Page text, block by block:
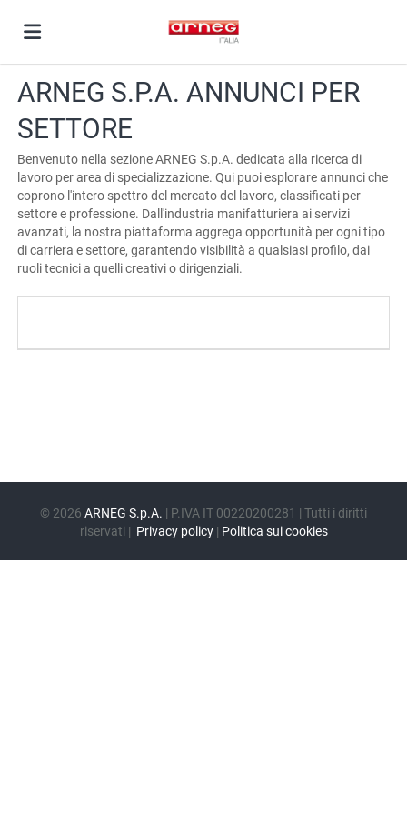
Home
Offerte
di
Carica
CV
Lingua
ARNEG S.P.A. ANNUNCI PER
SETTORE
Benvenuto nella sezione ARNEG S.p.A. dedicata alla ricerca di
lavoro per area di specializzazione. Qui puoi esplorare annunci che
coprono l'intero spettro del mercato del lavoro, classificati per
settore e professione. Dall'industria manifatturiera ai servizi
avanzati, la nostra piattaforma aggrega opportunità per ogni tipo
di carriera e settore, garantendo visibilità a qualsiasi profilo, dai
ruoli tecnici a quelli creativi o dirigenziali.
© 2026 ARNEG S.p.A. | P.IVA IT 00220200281 | Tutti i diritti
riservati | Privacy policy| Politica sui cookies